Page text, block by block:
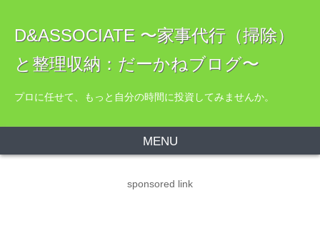
D&ASSOCIATE 〜家事代行（掃除）
と整理収納：だーかねブログ〜
プロに任せて、もっと自分の時間に投資してみませんか。
MENU
sponsored link